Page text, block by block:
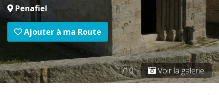
Penafiel
Ajouter à ma Route
1/10 Voir la galerie